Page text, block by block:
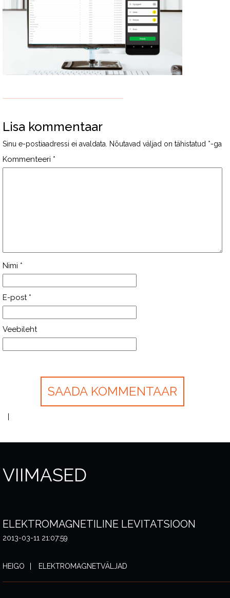
Lisa kommentaar
Sinu e-postiaadressi ei avaldata. Nõutavad väljad on tähistatud *-ga
Kommenteeri *
Nimi *
E-post *
Veebileht
VIIMASED
ELEKTROMAGNETILINE LEVITATSIOON
2013-03-11 21:07:59
HEIGO ELEKTROMAGNETVÄLJAD